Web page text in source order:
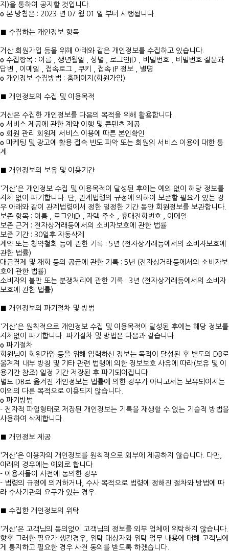
지)을 통하여 공지할 것입니다.
ο 본 방침은 : 2023 년 07 월 01 일 부터 시행됩니다.
■ 수집하는 개인정보 항목
거산 회원가입 등을 위해 아래와 같은 개인정보를 수집하고 있습니다.
ο 수집항목 : 이름 , 생년월일 , 성별 , 로그인ID , 비밀번호 , 비밀번호 질문과
답변 , 이메일 , 접속로그 , 쿠키 , 접속 IP 정보 , 별명
ο 개인정보 수집방법 : 홈페이지(회원가입)
■ 개인정보의 수집 및 이용목적
거산은 수집한 개인정보를 다음의 목적을 위해 활용합니다.
ο 서비스 제공에 관한 계약 이행 및 콘텐츠 제공
ο 회원 관리 회원제 서비스 이용에 따른 본인확인
ο 마케팅 및 광고에 활용 접속 빈도 파악 또는 회원의 서비스 이용에 대한 통
계
■ 개인정보의 보유 및 이용기간
'거산'은 개인정보 수집 및 이용목적이 달성된 후에는 예외 없이 해당 정보를
지체 없이 파기합니다. 단, 관계법령의 규정에 의하여 보존할 필요가 있는 경
우 아래와 같이 관계법령에서 정한 일정한 기간 동안 회원정보를 보관합니다.
보존 항목 : 이름 , 로그인ID , 자택 주소 , 휴대전화번호 , 이메일
보존 근거 : 전자상거래등에서의 소비자보호에 관한 법률
보존 기간 : 30일후 자동삭제
계약 또는 청약철회 등에 관한 기록 : 5년 (전자상거래등에서의 소비자보호에
관한 법률)
대금결제 및 재화 등의 공급에 관한 기록 : 5년 (전자상거래등에서의 소비자보
호에 관한 법률)
소비자의 불만 또는 분쟁처리에 관한 기록 : 3년 (전자상거래등에서의 소비자
보호에 관한 법률)
■ 개인정보의 파기절차 및 방법
'거산'은 원칙적으로 개인정보 수집 및 이용목적이 달성된 후에는 해당 정보를
지체없이 파기합니다. 파기절차 및 방법은 다음과 같습니다.
ο 파기절차
회원님이 회원가입 등을 위해 입력하신 정보는 목적이 달성된 후 별도의 DB로
옮겨져 내부 방침 및 기타 관련 법령에 의한 정보보호 사유에 따라(보유 및 이
용기간 참조) 일정 기간 저장된 후 파기되어집니다.
별도 DB로 옮겨진 개인정보는 법률에 의한 경우가 아니고서는 보유되어지는
이외의 다른 목적으로 이용되지 않습니다.
ο 파기방법
- 전자적 파일형태로 저장된 개인정보는 기록을 재생할 수 없는 기술적 방법을
사용하여 삭제합니다.
■ 개인정보 제공
'거산'은 이용자의 개인정보를 원칙적으로 외부에 제공하지 않습니다. 다만,
아래의 경우에는 예외로 합니다.
- 이용자들이 사전에 동의한 경우
- 법령의 규정에 의거하거나, 수사 목적으로 법령에 정해진 절차와 방법에 따
라 수사기관의 요구가 있는 경우
■ 수집한 개인정보의 위탁
'거산'은 고객님의 동의없이 고객님의 정보를 외부 업체에 위탁하지 않습니다.
향후 그러한 필요가 생길경우, 위탁 대상자와 위탁 업무 내용에 대해 고객님에
게 통지하고 필요한 경우 사전 동의를 받도록 하겠습니다.